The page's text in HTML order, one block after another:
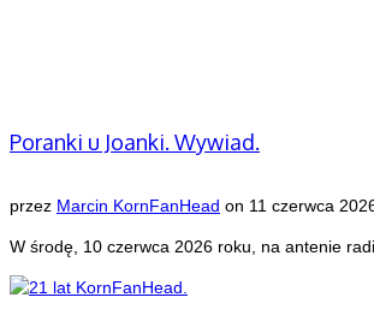
Poranki u Joanki. Wywiad.
przez Marcin KornFanHead on 11 czerwca
W środę, 10 czerwca 2026 roku, na antenie